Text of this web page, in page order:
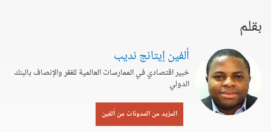
بقلم
ألفين إيتانج نديب
خبير اقتصادي في الممارسات العالمية للفقر والإنصاف بالبنك
الدولي
المزيد من المدونات من ألفين